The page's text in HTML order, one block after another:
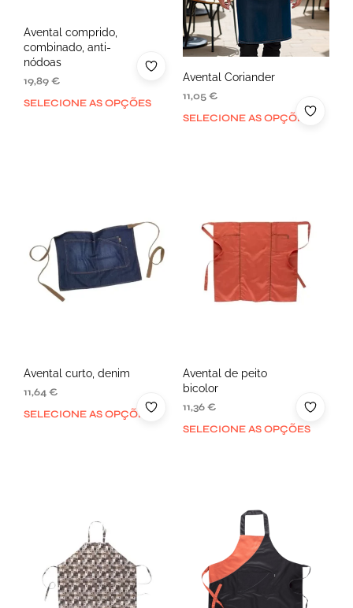
Avental comprido,
combinado, anti-
nódoas
19,89€
SELECIONE AS OPÇÕES
Avental Coriander
11,05€
SELECIONE AS OPÇÕES
Avental curto, denim
11,64€
SELECIONE AS OPÇÕES
Avental de peito
bicolor
11,36€
SELECIONE AS OPÇÕES